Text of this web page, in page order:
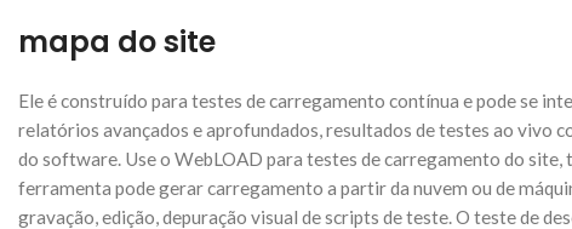
mapa do site
Ele é construído para testes de carregamento contínua e pode se
relatórios avançados e aprofundados, resultados de testes ao vivo
do software. Use o WebLOAD para testes de carregamento do
ferramenta pode gerar carregamento a partir da nuvem ou de
gravação, edição, depuração visual de scripts de teste. O teste de